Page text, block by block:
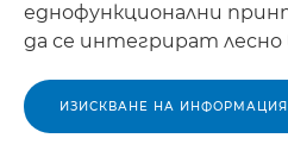
еднофункционални
да се интегрират лесно
ИЗИСКВАНЕ НА ИНФОРМАЦИЯ